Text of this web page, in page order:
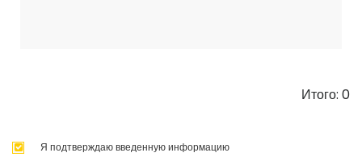
Итого: 0
Я подтверждаю введенную информацию